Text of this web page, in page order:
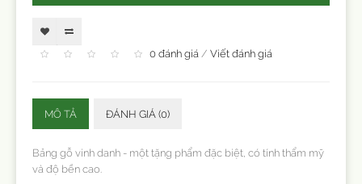
0 đánh giá/ Viết đánh giá
MÔ TẢ ĐÁNH GIÁ (0)
Bảng gỗ vinh danh - một tặng phẩm đặc biệt, có tính thẩm mỹ
và độ bền cao.